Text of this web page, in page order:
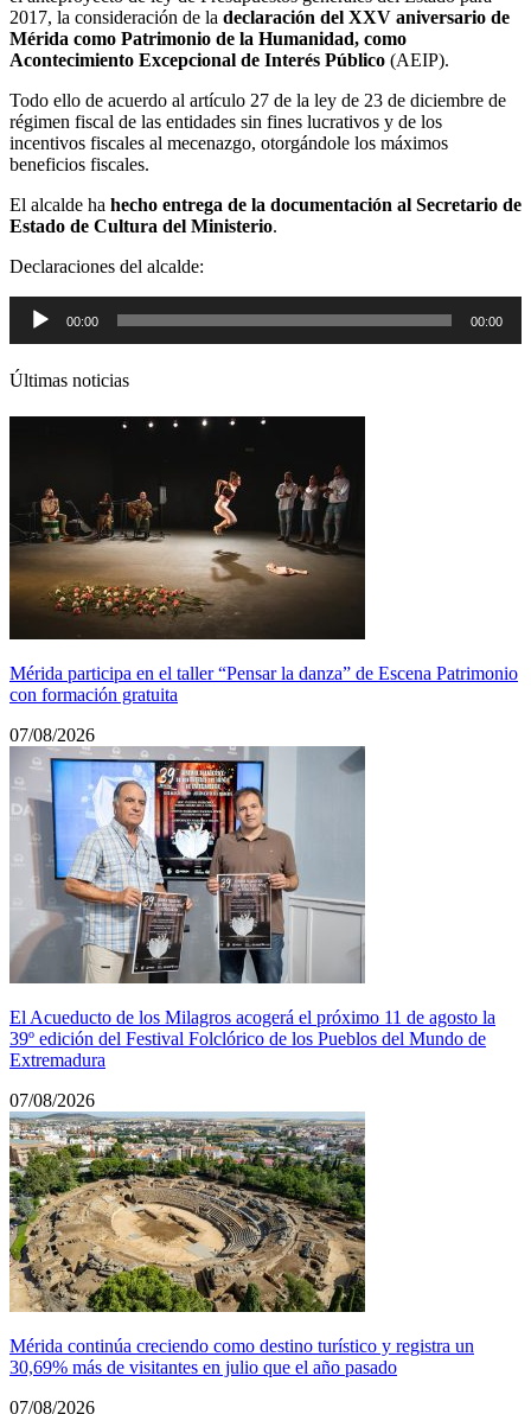
2017, la consideración de la declaración del XXV aniversario de
Mérida como Patrimonio de la Humanidad, como
Acontecimiento Excepcional de Interés Público (AEIP).
Todo ello de acuerdo al artículo 27 de la ley de 23 de diciembre de
régimen fiscal de las entidades sin fines lucrativos y de los
incentivos fiscales al mecenazgo, otorgándole los máximos
beneficios fiscales.
El alcalde ha hecho entrega de la documentación al Secretario de
Estado de Cultura del Ministerio.
Declaraciones del alcalde:
Reproductor
audio
00:00 00:00
Últimas noticias
Mérida participa en el taller “Pensar la danza” de Escena Patrimonio
con formación gratuita
07/08/2026
El Acueducto de los Milagros acogerá el próximo 11 de agosto la
39º edición del Festival Folclórico de los Pueblos del Mundo de
Extremadura
07/08/2026
Mérida continúa creciendo como destino turístico y registra un
30,69% más de visitantes en julio que el año pasado
07/08/2026